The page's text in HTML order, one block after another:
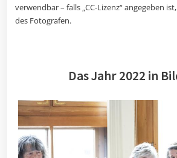
verwendbar – falls „CC-Lizenz“ angegeben
des Fotografen.
Das Jahr 2022 in